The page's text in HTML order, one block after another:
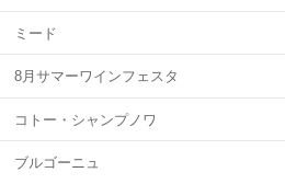
ミード
8月サマーワインフェスタ
コトー・シャンプノワ
ブルゴーニュ